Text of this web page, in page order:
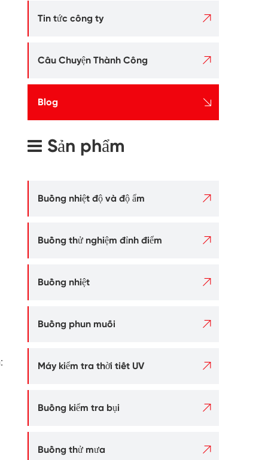
Tin tức công ty 
Câu Chuyện Thành Công 
Blog 
Sản phẩm
Buồng nhiệt độ và độ ẩm 
Buồng thử nghiệm đỉnh điểm 
Buồng nhiệt 
Buồng phun muối 
Máy kiểm tra thời tiết UV 
Buồng kiểm tra bụi 
Buồng thử mưa 